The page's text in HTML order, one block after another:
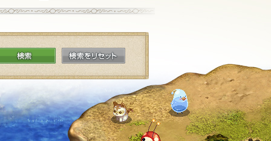
検索 検索をリセット